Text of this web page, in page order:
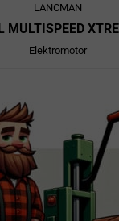
LANCMAN
MULTISPEED
Elektromotor